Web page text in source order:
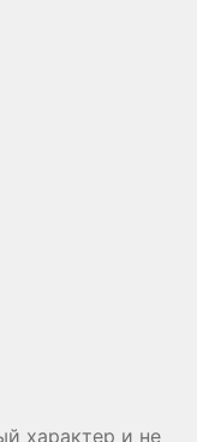
характер и не